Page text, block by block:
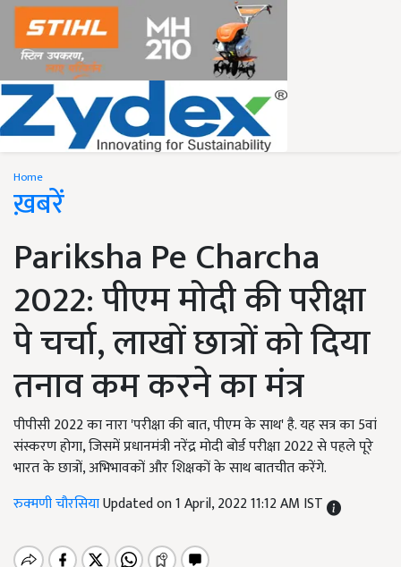
Home
ख़बरें
Pariksha Pe Charcha
2022: पीएम मोदी की परीक्षा
पे चर्चा, लाखों छात्रों को दिया
तनाव कम करने का मंत्र
पीपीसी 2022 का नारा 'परीक्षा की बात, पीएम के साथ' है. यह सत्र का 5वां
संस्करण होगा, जिसमें प्रधानमंत्री नरेंद्र मोदी बोर्ड परीक्षा 2022 से पहले पूरे
भारत के छात्रों, अभिभावकों और शिक्षकों के साथ बातचीत करेंगे.
रुक्मणी चौरसियाUpdated on 1 April, 2022 11:12 AM IST